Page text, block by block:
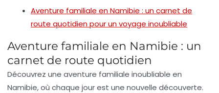
Aventure familiale en Namibie : un carnet de
route quotidien pour un voyage inoubliable
Aventure familiale en Namibie : un
carnet de route quotidien
Découvrez une aventure familiale inoubliable en
Namibie, où chaque jour est une nouvelle découverte.